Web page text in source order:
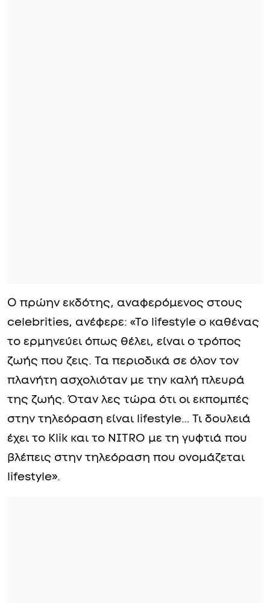
Ο πρώην εκδότης, αναφερόμενος στους
celebrities, ανέφερε: «Το lifestyle ο καθένας
το ερμηνεύει όπως θέλει, είναι ο τρόπος
ζωής που ζεις. Τα περιοδικά σε όλον τον
πλανήτη ασχολιόταν με την καλή πλευρά
της ζωής. Όταν λες τώρα ότι οι εκπομπές
στην τηλεόραση είναι lifestyle… Τι δουλειά
έχει το Klik και το NITRO με τη γυφτιά που
βλέπεις στην τηλεόραση που ονομάζεται
lifestyle».